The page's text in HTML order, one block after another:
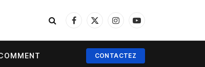
Facebook
X
InstagramYouTube
CONTACTEZ